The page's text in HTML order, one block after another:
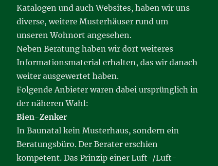
Katalogen und auch Websites, haben wir uns
diverse, weitere Musterhäuser rund um
unseren Wohnort angesehen.
Neben Beratung haben wir dort weiteres
Informationsmaterial erhalten, das wir danach
weiter ausgewertet haben.
Folgende Anbieter waren dabei ursprünglich in
der näheren Wahl:
Bien-Zenker
In Baunatal kein Musterhaus, sondern ein
Beratungsbüro. Der Berater erschien
kompetent. Das Prinzip einer Luft-/Luft-